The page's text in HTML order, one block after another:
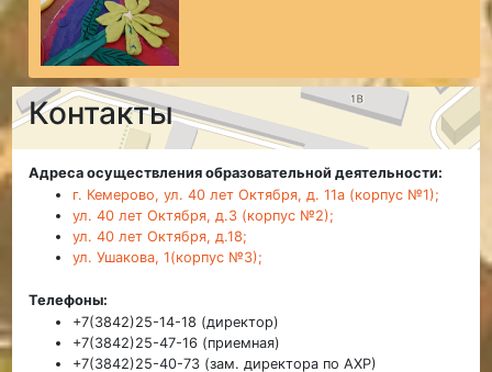
Контакты
Адреса осуществления образовательной деятельности:
г. Кемерово, ул. 40 лет Октября, д. 11а (корпус №1);
ул. 40 лет Октября, д.3 (корпус №2);
ул. 40 лет Октября, д.18;
ул. Ушакова, 1(корпус №3);
Телефоны:
+7(3842)25-14-18 (директор)
+7(3842)25-47-16 (приемная)
+7(3842)25-40-73 (зам. директора по АХР)